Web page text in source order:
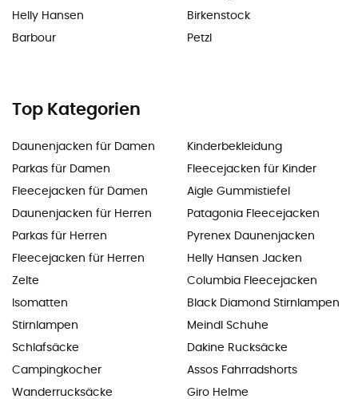
Helly Hansen
Barbour
Birkenstock
Petzl
Top Kategorien
Daunenjacken für Damen
Parkas für Damen
Fleecejacken für Damen
Daunenjacken für Herren
Parkas für Herren
Fleecejacken für Herren
Zelte
Isomatten
Stirnlampen
Schlafsäcke
Campingkocher
Wanderrucksäcke
Kinderbekleidung
Fleecejacken für Kinder
Aigle Gummistiefel
Patagonia Fleecejacken
Pyrenex Daunenjacken
Helly Hansen Jacken
Columbia Fleecejacken
Black Diamond Stirnlampen
Meindl Schuhe
Dakine Rucksäcke
Assos Fahrradshorts
Giro Helme